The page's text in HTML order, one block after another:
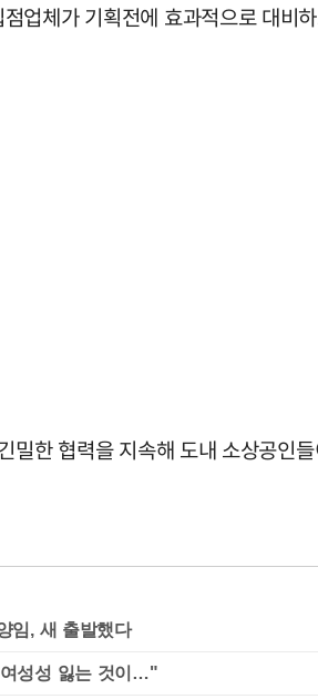
업체가 기획전에 효과적으로 대비
밀한 협력을 지속해 도내 소상공인
임, 새 출발했다
성성 잃는 것이…"